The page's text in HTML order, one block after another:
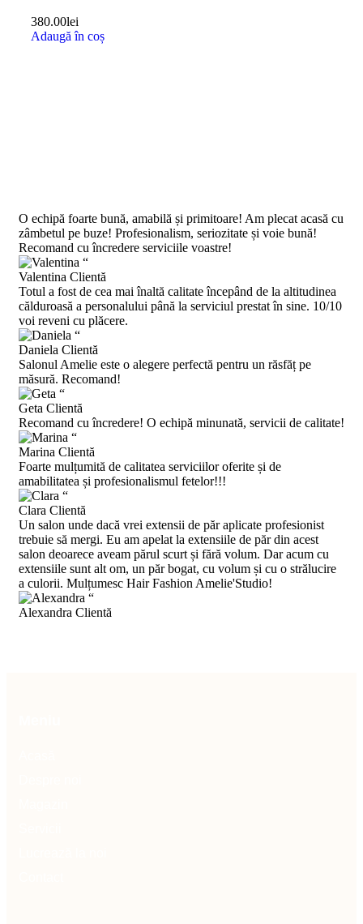
380.00lei
Adaugă în coș
O echipă foarte bună, amabilă și primitoare! Am plecat acasă cu
zâmbetul pe buze! Profesionalism, seriozitate și voie bună!
Recomand cu încredere serviciile voastre!
“
Valentina Clientă
Totul a fost de cea mai înaltă calitate începând de la altitudinea
călduroasă a personalului până la serviciul prestat în sine. 10/10
voi reveni cu plăcere.
“
Daniela Clientă
Salonul Amelie este o alegere perfectă pentru un răsfăț pe
măsură. Recomand!
“
Geta Clientă
Recomand cu încredere! O echipă minunată, servicii de calitate!
“
Marina Clientă
Foarte mulțumită de calitatea serviciilor oferite și de
amabilitatea și profesionalismul fetelor!!!
“
Clara Clientă
Un salon unde dacă vrei extensii de păr aplicate profesionist
trebuie să mergi. Eu am apelat la extensiile de păr din acest
salon deoarece aveam părul scurt și fără volum. Dar acum cu
extensiile sunt alt om, un păr bogat, cu volum și cu o strălucire
a culorii. Mulțumesc Hair Fashion Amelie'Studio!
“
Alexandra Clientă